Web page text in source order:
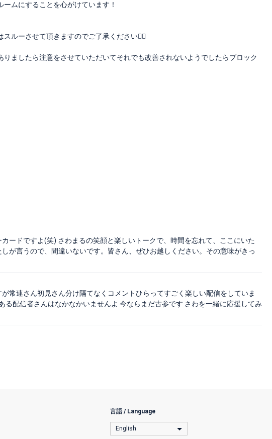
ムにすることを心がけています！
ルーさせて頂きますのでご了承ください🙇‍♂️
ましたら注意をさせていただいてそれでも改善されないようでしたらブロック
ードですよ(笑) さわまるの笑顔と楽しいトークで、時間を忘れて、ここにいた
が言うので、間違いないです。皆さん、ぜひお越しください。その意味がきっ
常連さん初見さん分け隔てなくコメントひらってすごく楽しい配信をしていま
る配信者さんはなかなかいませんよ 今ならまだ古参です さわを一緒に応援してみ
言語 / Language
English